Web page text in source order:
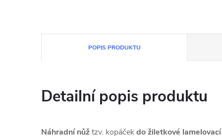
POPIS PRODUKTU
Detailní popis produktu
Náhradní nůžtzv. kopáčekdo žiletkové